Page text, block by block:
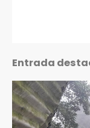
Entrada